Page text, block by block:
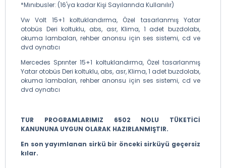
*Mınıbusler: (16'ya kadar Kişi Sayılarında Kullanılır)
Vw Volt 15+1 koltuklandırma, Özel tasarlanmış Yatar
otobüs Deri koltuklu, abs, asr, Klima, 1 adet buzdolabı,
okuma lambaları, rehber anonsu için ses sistemi, cd ve
dvd oynatıcı
Mercedes Sprınter 15+1 koltuklandırma, Özel tasarlanmış
Yatar otobüs Deri koltuklu, abs, asr, Klima, 1 adet buzdolabı,
okuma lambaları, rehber anonsu için ses sistemi, cd ve
dvd oynatıcı
TUR PROGRAMLARIMIZ 6502 NOLU TÜKETİCİ
KANUNUNA UYGUN OLARAK HAZIRLANMIŞTIR.
En son yayımlanan sirkü bir önceki sirküyü geçersiz
kılar.